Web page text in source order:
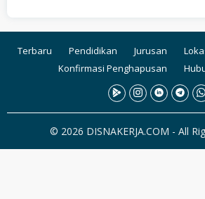
Terbaru Pendidikan Jurusan
Konfirmasi Penghapusan
© 2026 DISNAKERJA.COM - All